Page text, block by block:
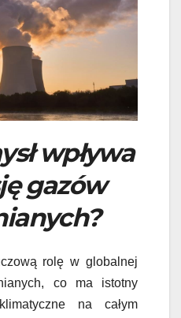
wpływa
gazów
rolę w globalnej
co ma istotny
na całym